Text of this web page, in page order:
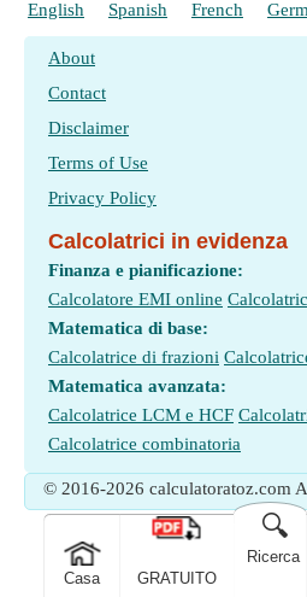
English Spanish French
About
Contact
Disclaimer
Terms of Use
Privacy Policy
Calcolatrici in evidenza
Finanza e pianificazione:
Calcolatore EMI online
Matematica di base:
Calcolatrice di frazioni
Matematica avanzata:
Calcolatrice LCM e HCF
Calcolatrice combinatoria
© 2016-2026 calculatoratoz.com A
Casa
GRATUITO
🔍
Ricerca